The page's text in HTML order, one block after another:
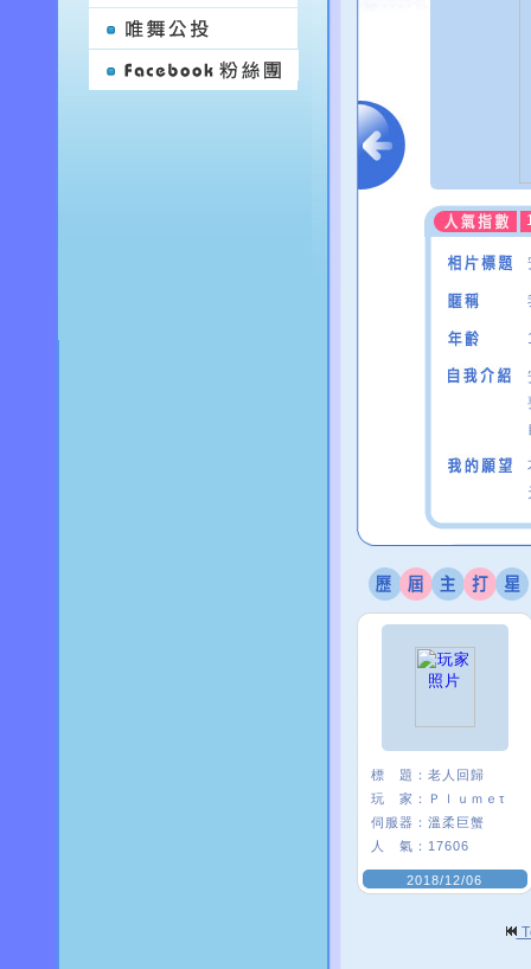
標 題： 老人回歸
玩 家：
Ｐｌｕｍｅτ
伺服器： 溫柔巨蟹
人 氣： 17606
2018/12/06